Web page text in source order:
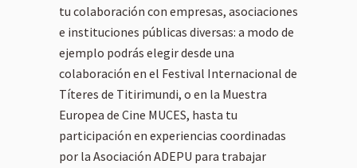
tu colaboración con empresas, asociaciones
e instituciones públicas diversas: a modo de
ejemplo podrás elegir desde una
colaboración en el Festival Internacional de
Títeres de Titirimundi, o en la Muestra
Europea de Cine MUCES, hasta tu
participación en experiencias coordinadas
por la Asociación ADEPU para trabajar